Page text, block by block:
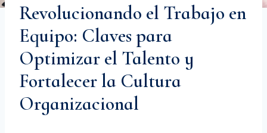
Revolucionando el Trabajo en
Equipo: Claves para
Optimizar el Talento y
Fortalecer la Cultura
Organizacional